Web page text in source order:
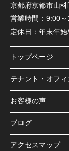
京都府京都市山
営業時間： 9:00
定休日： 年末年
トップページ
テナント・オフ
お客様の声
ブログ
アクセスマップ